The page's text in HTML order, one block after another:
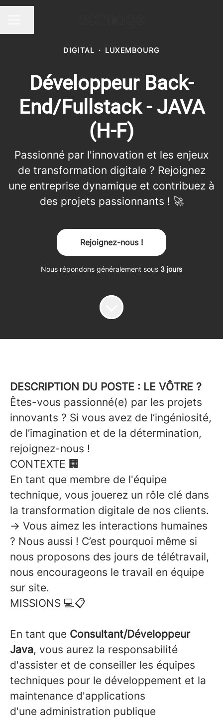
DIGITAL · LUXEMBOURG
Développeur Back-
End/Fullstack - JAVA
(H-F)
Passionné par l'innovation et les enjeux
de transformation digitale ? Rejoignez
une entreprise dynamique et contribuez à
des projets passionnants ! 🚀
Rejoignez-nous !
Nous répondons généralement sous 3 jours
DESCRIPTION DU POSTE : LE VÔTRE ?
Êtes-vous passionné(e) par les projets
innovants ? Si vous avez de l’ingéniosité,
de l’imagination et de la détermination,
rejoignez-nous !
CONTEXTE 🏢
En tant que membre de l'équipe
technique, vous jouerez un rôle clé dans
la transformation digitale de nos clients.
→ Vous aimez les interactions humaines
? Nous aussi ! C’est pourquoi même si
nous proposons des jours de télétravail,
nous encourageons le travail en équipe
sur site.
MISSIONS 💻📋
En tant que Consultant/Développeur
Java, vous aurez la responsabilité
d'assister et de conseiller les équipes
techniques pour le développement et la
maintenance d'applications
d'une administration publique